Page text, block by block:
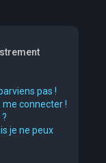
pas !
connecter !
je ne peux